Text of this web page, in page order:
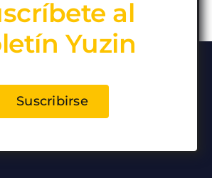
al
Yuzin
Suscribirse